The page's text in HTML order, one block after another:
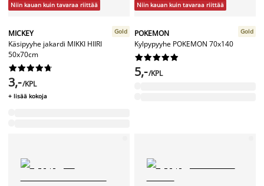
Niin kauan kuin tavaraa riittää
MICKEY
Käsipyyhe jakardi MIKKI HIIRI
50x70cm
Gold






3,-/KPL
+ lisää kokoja
Niin kauan kuin tavaraa riittää
POKEMON
Kylpypyyhe POKEMON 70x140
Gold






5,-/KPL